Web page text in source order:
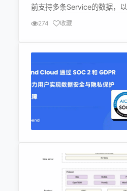
前支持多条Service的数据，
情查看：https://gitee.c...
274 收藏